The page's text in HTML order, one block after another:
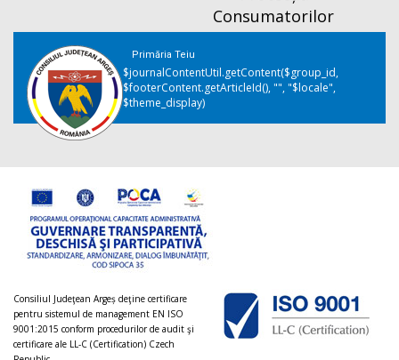
Consumatorilor
Primăria Teiu
$journalContentUtil.getContent($group_id,
$footerContent.getArticleId(), "", "$locale",
$theme_display)
Consiliul Judeţean Argeș deţine certificare
pentru sistemul de management EN ISO
9001:2015 conform procedurilor de audit şi
certificare ale LL-C (Certification) Czech